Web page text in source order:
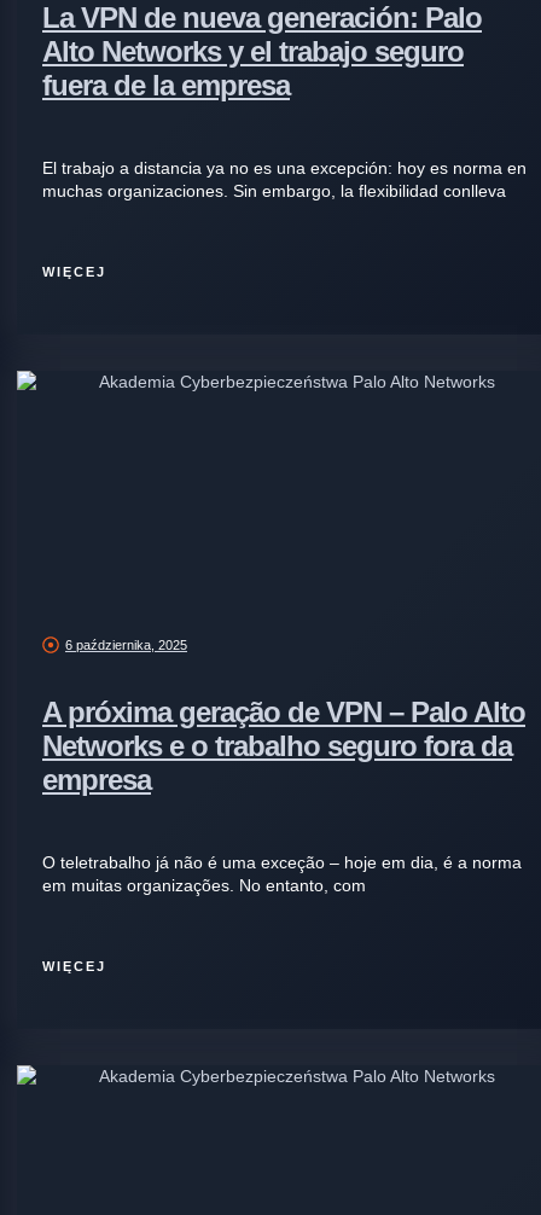
La VPN de nueva generación: Palo
Alto Networks y el trabajo seguro
fuera de la empresa
El trabajo a distancia ya no es una excepción: hoy es norma en
muchas organizaciones. Sin embargo, la flexibilidad conlleva
WIĘCEJ
6 października, 2025
A próxima geração de VPN – Palo Alto
Networks e o trabalho seguro fora da
empresa
O teletrabalho já não é uma exceção – hoje em dia, é a norma
em muitas organizações. No entanto, com
WIĘCEJ